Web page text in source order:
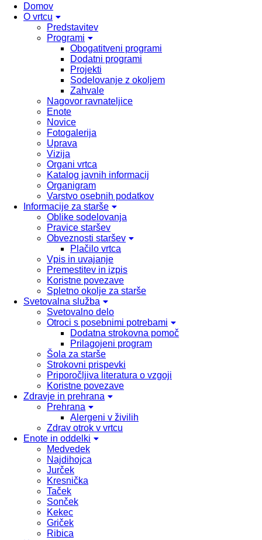
Domov
O vrtcu
Predstavitev
Programi
Obogatitveni programi
Dodatni programi
Projekti
Sodelovanje z okoljem
Zahvale
Nagovor ravnateljice
Enote
Novice
Fotogalerija
Uprava
Vizija
Organi vrtca
Katalog javnih informacij
Organigram
Varstvo osebnih podatkov
Informacije za starše
Oblike sodelovanja
Pravice staršev
Obveznosti staršev
Plačilo vrtca
Vpis in uvajanje
Premestitev in izpis
Koristne povezave
Spletno okolje za starše
Svetovalna služba
Svetovalno delo
Otroci s posebnimi potrebami
Dodatna strokovna pomoč
Prilagojeni program
Šola za starše
Strokovni prispevki
Priporočljiva literatura o vzgoji
Koristne povezave
Zdravje in prehrana
Prehrana
Alergeni v živilih
Zdrav otrok v vrtcu
Enote in oddelki
Medvedek
Najdihojca
Jurček
Kresnička
Taček
Sonček
Kekec
Griček
Ribica